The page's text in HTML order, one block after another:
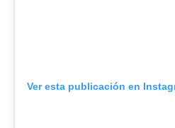
Ver esta publicación en